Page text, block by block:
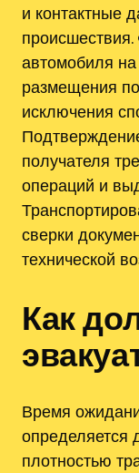
и контактные
автомобиля
размещения
исключения
получателя
операций и
сверки
технической
Как
Время
определяется
плотностью